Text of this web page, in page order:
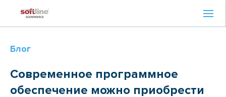
Блог
Современное программное
обеспечение можно приобрести